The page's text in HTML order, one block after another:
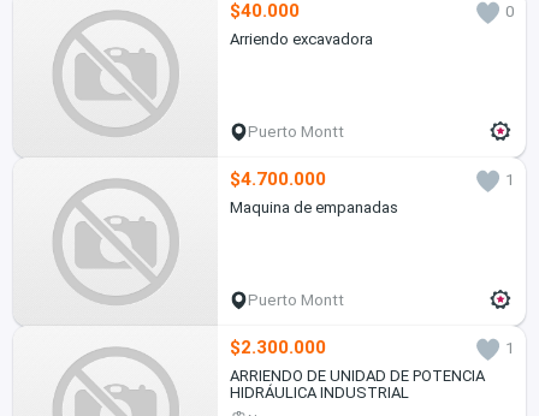
$40.000
0
Arriendo excavadora
Puerto Montt
$4.700.000
1
Maquina de empanadas
Puerto Montt
$2.300.000
1
ARRIENDO DE UNIDAD DE POTENCIA
HIDRÁULICA INDUSTRIAL